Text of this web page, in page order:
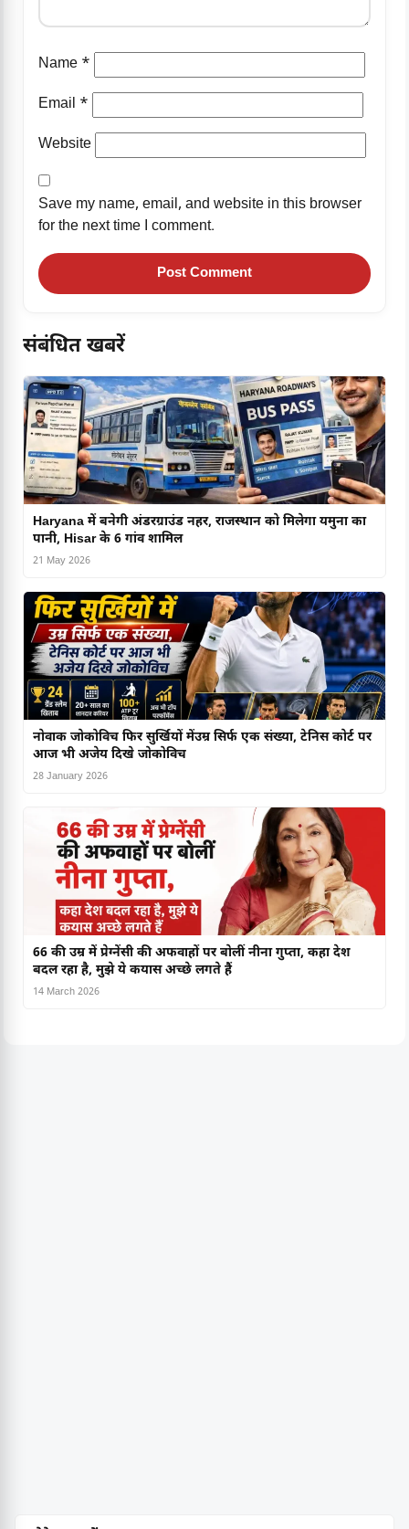
Name *
Email *
Website
Save my name, email, and website in this browser
for the next time I comment.
संबंधित खबरें
Haryana में बनेगी अंडरग्राउंड नहर, राजस्थान को मिलेगा यमुना का
पानी, Hisar के 6 गांव शामिल
21 May 2026
नोवाक जोकोविच फिर सुर्खियों मेंउम्र सिर्फ एक संख्या, टेनिस कोर्ट पर
आज भी अजेय दिखे जोकोविच
28 January 2026
66 की उम्र में प्रेग्नेंसी की अफवाहों पर बोलीं नीना गुप्ता, कहा देश
बदल रहा है, मुझे ये कयास अच्छे लगते हैं
14 March 2026